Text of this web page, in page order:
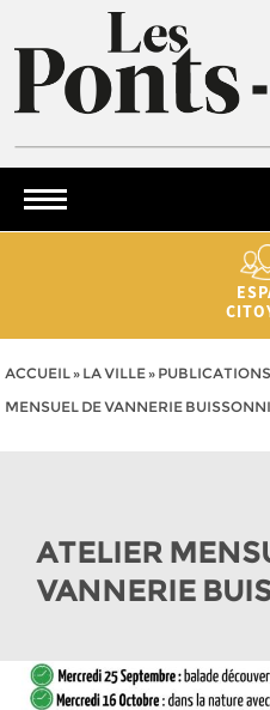
ACCUEIL» LA VILLE»
MENSUEL DE VANNERIE
ATELIER
VANNERIE